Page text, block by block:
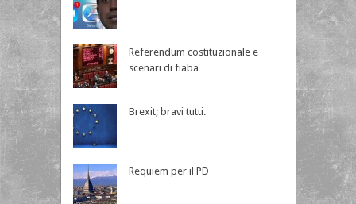
Referendum costituzionale e
scenari di fiaba
Brexit; bravi tutti.
Requiem per il PD